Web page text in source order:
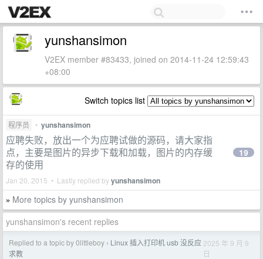
yunshansimon
V2EX member #83433, joined on 2014-11-24 12:59:43
+08:00
Switch topics list
程序员 • yunshansimon
应聘失败，放出一个为应聘试做的源码，请大家指
点，主要是图片的异步下载和加载，图片的内存缓
存的使用
Jan 20, 2015 • Lastly replied byyunshansimon
19
» More topics by yunshansimon
yunshansimon's recent replies
Replied to a topic by 0littleboy › Linux 插入打印机 usb 没反应
求教
2025 年 9 月 9
日